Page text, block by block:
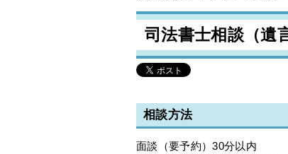
司法書士相談（遺
相談方法
面談（要予約）30分以内